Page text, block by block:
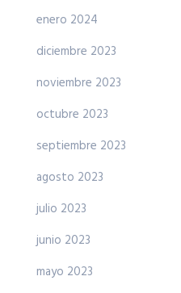
enero 2024
diciembre 2023
noviembre 2023
octubre 2023
septiembre 2023
agosto 2023
julio 2023
junio 2023
mayo 2023